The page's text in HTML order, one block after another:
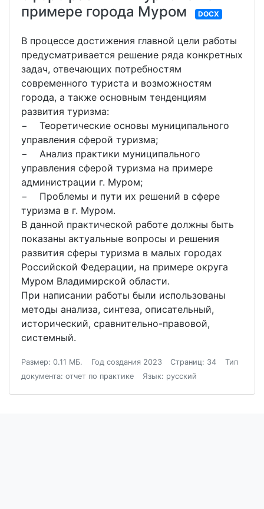
примере города Муром
DOCX
В процессе достижения главной цели работы
предусматривается решение ряда конкретных
задач, отвечающих потребностям
современного туриста и возможностям
города, а также основным тенденциям
развития туризма:
− Теоретические основы муниципального
управления сферой туризма;
− Анализ практики муниципального
управления сферой туризма на примере
администрации г. Муром;
− Проблемы и пути их решений в сфере
туризма в г. Муром.
В данной практической работе должны быть
показаны актуальные вопросы и решения
развития сферы туризма в малых городах
Российской Федерации, на примере округа
Муром Владимирской области.
При написании работы были использованы
методы анализа, синтеза, описательный,
исторический, сравнительно-правовой,
системный.
Размер: 0.11 МБ. Год создания 2023 Страниц: 34
Тип
документа: отчет по практике
Язык: русский